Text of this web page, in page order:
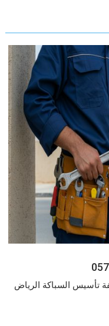
تأسيس السباكة الرياض